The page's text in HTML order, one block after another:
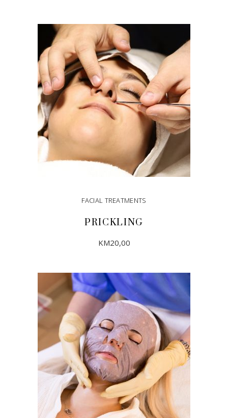
DODAJ U KORPU
FACIAL TREATMENTS
PRICKLING
KM20,00
DODAJ U KORPU